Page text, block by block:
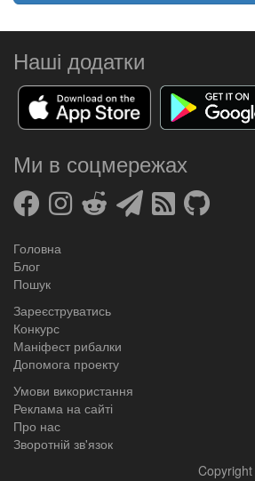
Наші додатки
Ми в соцмережах
Головна
Блог
Пошук
Зареєструватись
Конкурс
Маніфест рибалки
Допомога проекту
Умови використання
Реклама на сайті
Про нас
Зворотній зв'язок
Copyright